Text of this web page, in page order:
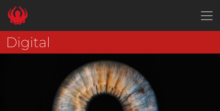
Digital
Panneau de gestion des cookies